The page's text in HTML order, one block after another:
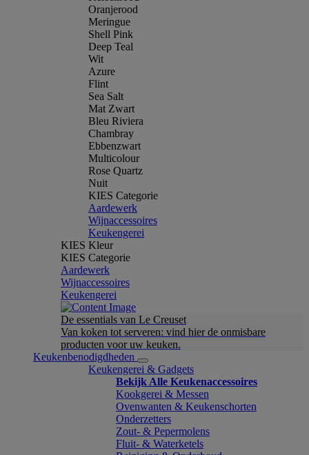
Oranjerood
Meringue
Shell Pink
Deep Teal
Wit
Azure
Flint
Sea Salt
Mat Zwart
Bleu Riviera
Chambray
Ebbenzwart
Multicolour
Rose Quartz
Nuit
KIES Categorie
Aardewerk
Wijnaccessoires
Keukengerei
KIES Kleur
KIES Categorie
Aardewerk
Wijnaccessoires
Keukengerei
De essentials van Le Creuset
Van koken tot serveren: vind hier de onmisbare
producten voor uw keuken.
Keukenbenodigdheden
Keukengerei & Gadgets
Bekijk Alle Keukenaccessoires
Kookgerei & Messen
Ovenwanten & Keukenschorten
Onderzetters
Zout- & Pepermolens
Fluit- & Waterketels